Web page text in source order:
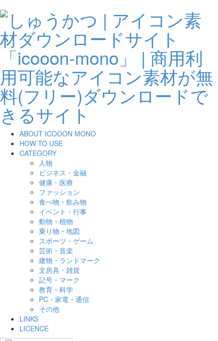
ABOUT ICOOON MONO
HOW TO USE
CATEGORY
人物
ビジネス・金融
健康・医療
ファッション
食べ物・飲み物
イベント・行事
動物・植物
乗り物・地図
スポーツ・ゲーム
芸術・音楽
建物・ランドマーク
文房具・雑貨
記号・マーク
教育・科学
PC・家電・通信
その他
LINKS
LICENCE